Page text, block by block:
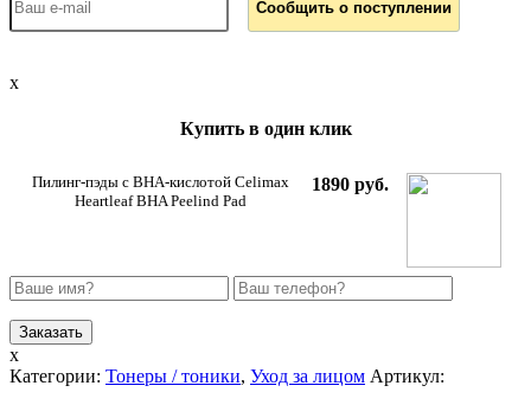
x
Купить в один клик
Пилинг-пэды с BHA-кислотой Celimax
Heartleaf BHA Peelind Pad
1890 руб.
x
Категории: Тонеры / тоники, Уход за лицом Артикул: